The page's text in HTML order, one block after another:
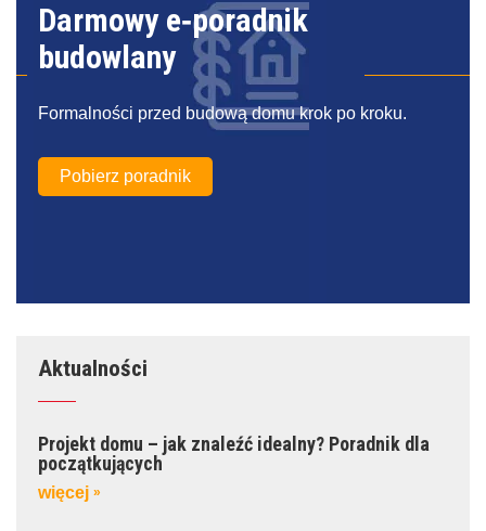
Darmowy e‑poradnik
budowlany
Formalności przed budową domu krok po kroku.
Pobierz poradnik
Aktualności
Projekt domu – jak znaleźć idealny? Poradnik dla
początkujących
więcej »